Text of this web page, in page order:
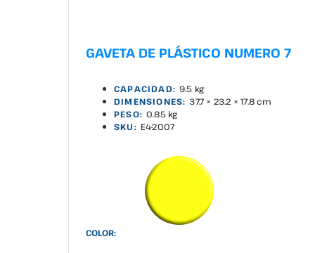
GAVETA DE PLÁSTICO NUMERO 7
CAPACIDAD: 9.5 kg
DIMENSIONES: 37.7 × 23.2 × 17.8 cm
PESO: 0.85 kg
SKU: E4-2007
COLOR: